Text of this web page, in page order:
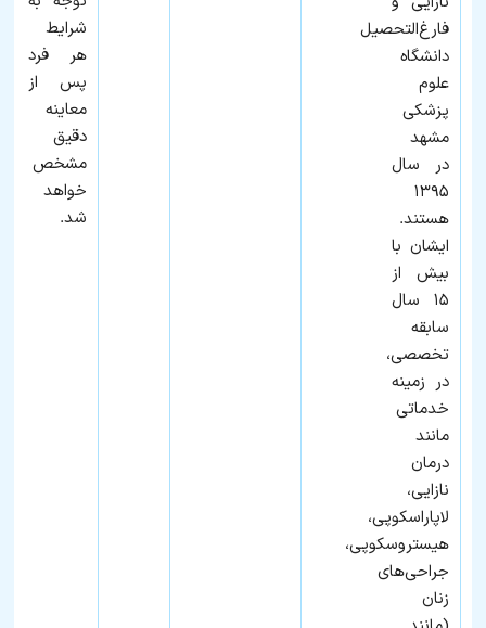
فارغ‌التحصیل
دانشگاه
علوم
پزشکی
مشهد
در سال
۱۳۹۵
هستند.
ایشان با
بیش از
۱۵ سال
سابقه
تخصصی،
در زمینه
خدماتی
مانند
درمان
نازایی،
لاپاراسکوپی،
هیستروسکوپی،
جراحی‌های
زنان
شرایط
هر فرد
پس از
معاینه
دقیق
مشخص
خواهد
شد.